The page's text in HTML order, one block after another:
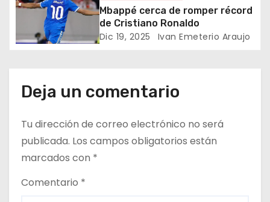
d
e
n
r
a
d
Mbappé cerca de romper récord
de Cristiano Ronaldo
Dic 19, 2025 Ivan Emeterio Araujo
Deja un comentario
Tu dirección de correo electrónico no será
publicada. Los campos obligatorios están
marcados con *
Comentario *